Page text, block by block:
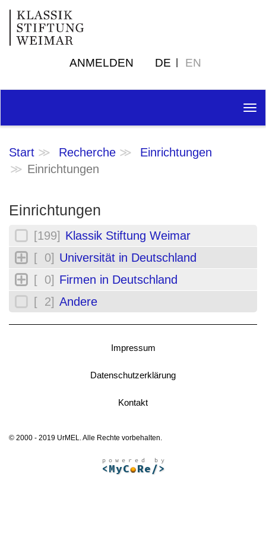
ANMELDEN DE EN
Start Recherche
Einrichtungen
Einrichtungen
Einrichtungen
[199] Klassik Stiftung Weimar
[ 0] Universität in Deutschland
[ 0] Firmen in Deutschland
[ 2] Andere
Impressum
Datenschutzerklärung
Kontakt
© 2000 - 2019 UrMEL. Alle Rechte vorbehalten.